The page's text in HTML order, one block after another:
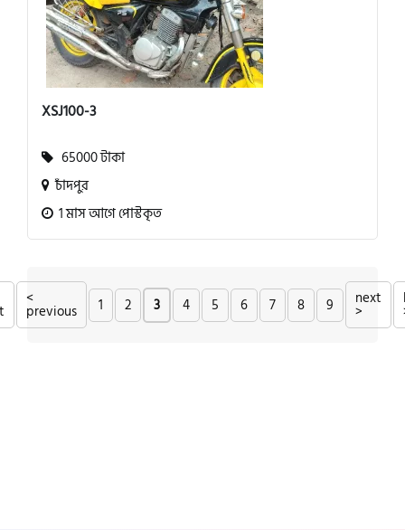
XSJ100-3
65000 টাকা
চাঁদপুর
1 মাস আগে পোস্টকৃত
<
previous 1 2 3 4 5 6 7 8 9 next
>